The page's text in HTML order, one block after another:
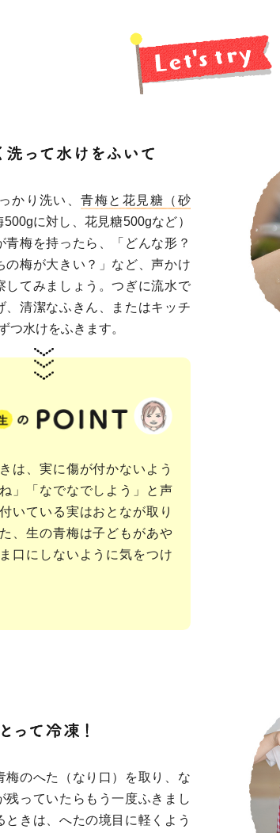
かり洗い、青梅と花見糖（砂
500gに対し、花見糖500gなど）
青梅を持ったら、「どんな形？
の梅が大きい？」など、声かけ
してみましょう。つぎに流水で
、清潔なふきん、またはキッチ
つ水けをふきます。
は、実に傷が付かないよう
」「なでなでしよう」と声
いている実はおとなが取り
、生の青梅は子どもがあや
口にしないように気をつけ
梅のへた（なり口）を取り、な
残っていたらもう一度ふきまし
ときは、へたの境目に軽くよう